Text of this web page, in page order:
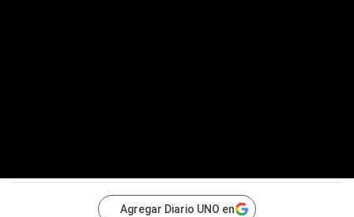
Agregar Diario UNO en